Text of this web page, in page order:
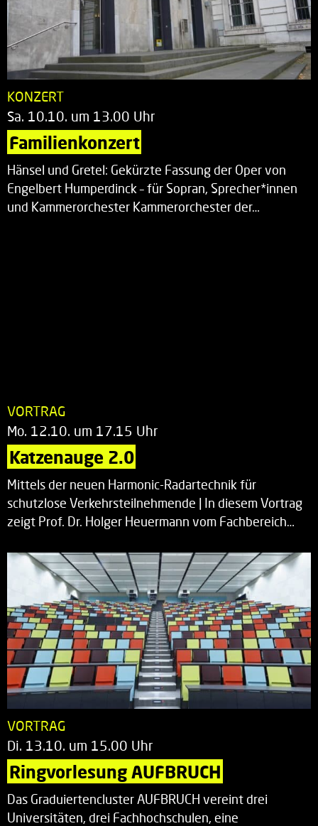
KONZERT
Sa. 10.10. um 13.00 Uhr
Familienkonzert
Hänsel und Gretel: Gekürzte Fassung der Oper von
Engelbert Humperdinck – für Sopran, Sprecher*innen
und Kammerorchester Kammerorchester der…
VORTRAG
Mo. 12.10. um 17.15 Uhr
Katzenauge 2.0
Mittels der neuen Harmonic-Radartechnik für
schutzlose Verkehrsteilnehmende | In diesem Vortrag
zeigt Prof. Dr. Holger Heuermann vom Fachbereich…
VORTRAG
Di. 13.10. um 15.00 Uhr
Ringvorlesung AUFBRUCH
Das Graduiertencluster AUFBRUCH vereint drei
Universitäten, drei Fachhochschulen, eine